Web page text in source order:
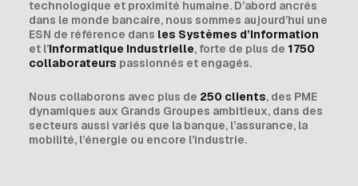
technologique et proximité humaine. D’abord ancrés
dans le monde bancaire, nous sommes aujourd’hui une
ESN de référence dans les Systèmes d’Information
et l’Informatique Industrielle, forte de plus de 1750
collaborateurs passionnés et engagés.
Nous collaborons avec plus de 250 clients, des PME
dynamiques aux Grands Groupes ambitieux, dans des
secteurs aussi variés que la banque, l’assurance, la
mobilité, l’énergie ou encore l’industrie.